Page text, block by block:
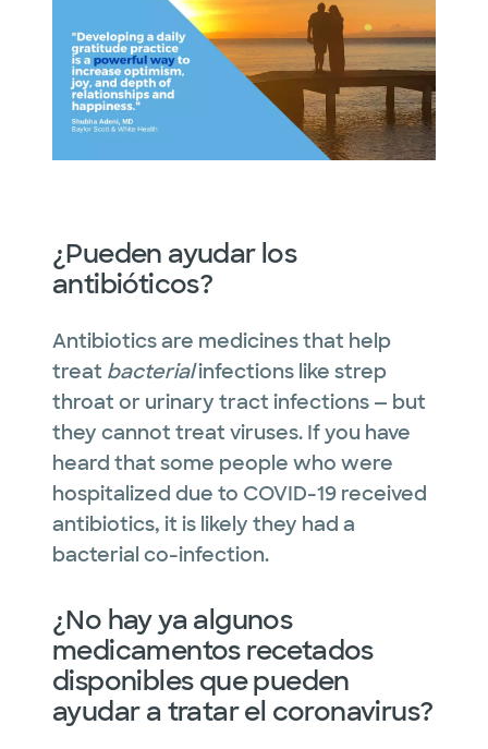
¿Pueden ayudar los
antibióticos?
Antibiotics are medicines that help
treat bacterialinfections like strep
throat or urinary tract infections — but
they cannot treat viruses. If you have
heard that some people who were
hospitalized due to COVID-19 received
antibiotics, it is likely they had a
bacterial co-infection.
¿No hay ya algunos
medicamentos recetados
disponibles que pueden
ayudar a tratar el coronavirus?